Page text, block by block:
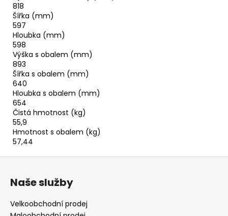
818
Šířka (mm)
597
Hloubka (mm)
598
Výška s obalem (mm)
893
Šířka s obalem (mm)
640
Hloubka s obalem (mm)
654
Čistá hmotnost (kg)
55,9
Hmotnost s obalem (kg)
57,44
Naše služby
Velkoobchodní prodej